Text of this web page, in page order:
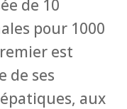
de 10
pour 1000
est
de ses
aux